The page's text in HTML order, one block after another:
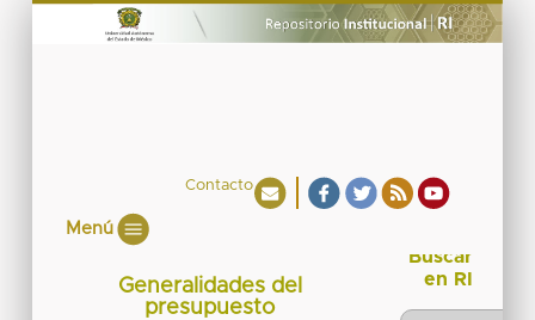
Contacto
Menú
Generalidades del
presupuesto
Buscar
en RI